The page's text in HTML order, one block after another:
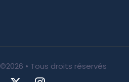
©2026 • Tous droits réservés